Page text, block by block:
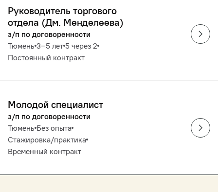
Руководитель торгового
отдела (Дм. Менделеева)
з/п по договоренности
Тюмень 3‒5 лет 5 через 2
Постоянный контракт
Молодой специалист
з/п по договоренности
Тюмень Без опыта
Стажировка/практика
Временный контракт